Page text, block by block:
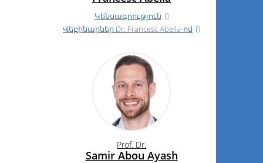
Կենսագրություն
Վեբինարներ Dr. Francesc Abella-ով
Prof. Dr.
Samir Abou Ayash